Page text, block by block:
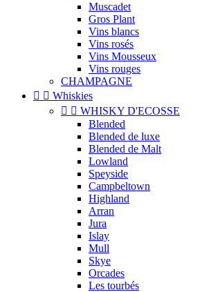
Muscadet
Gros Plant
Vins blancs
Vins rosés
Vins Mousseux
Vins rouges
CHAMPAGNE
  Whiskies
  WHISKY D'ECOSSE
Blended
Blended de luxe
Blended de Malt
Lowland
Speyside
Campbeltown
Highland
Arran
Jura
Islay
Mull
Skye
Orcades
Les tourbés